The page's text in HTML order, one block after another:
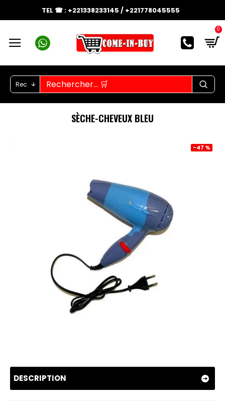
TEL ☎ : +221338233145 / +221778045555
0
Rec
SÈCHE-CHEVEUX BLEU
-47 %
DESCRIPTION